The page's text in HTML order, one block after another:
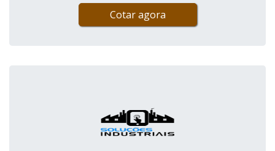
Cotar agora